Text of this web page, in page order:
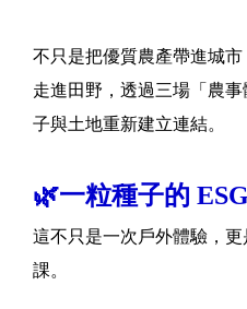
不只是把優質農產帶進城
走進田野，透過三場「農
子與土地重新建立連結。
🌿一粒種子的
這不只是一次戶外體驗，
課。